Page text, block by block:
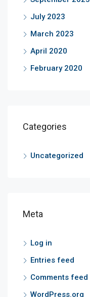
July 2023
March 2023
April 2020
February 2020
Categories
Uncategorized
Meta
Log in
Entries feed
Comments feed
WordPress.org